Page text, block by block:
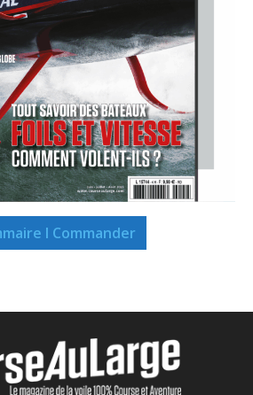
I Commander